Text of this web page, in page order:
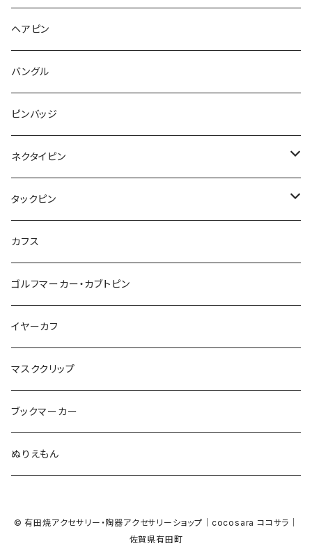
こいのぼり
マーブル
カメオ
星
鳥
アルファベット
ハロウィン
マーブル
こいのぼり
てんとう虫
鳥
食品
カメラ
食品
ハロウィン
カモフラージュ
square
天使
リボン
カメラ
ハムスター
レッサーパンダ
ブタ
月
惑星
星
唐津土
lip
フルーツ
アイスクリーム
マーブル
音楽
カメオ
ハート
モザイク
パン
くま
コアラ
羊
牛
カメ
イルカ
カエル
ラッコ
さくらんぼ
レモン
てんとう虫
野菜
雲
月
惑星
星
こいのぼり
カメラ
音楽
バイオリン
カメオ
バルーン
マーメイド
メガネ
リボン
ラリエット
モザイク
ハート
アルファベット
ハロウィン
紐
鳥
バルーン
マーブル
カモフラージュ
パン
ガラス
リボン
マーブル
鳥
星
アルファベット
ハロウィン
カメオ
2トーン
ハート
ヘアピン
バングル
ピンバッジ
ネクタイピン
結び
スクエア
タックピン
結び
カフス
ゴルフマーカー・カブトピン
イヤーカフ
マスククリップ
ブックマーカー
ぬりえもん
© 有田焼アクセサリー・陶器アクセサリーショップ｜cocosara ココサラ｜
佐賀県有田町